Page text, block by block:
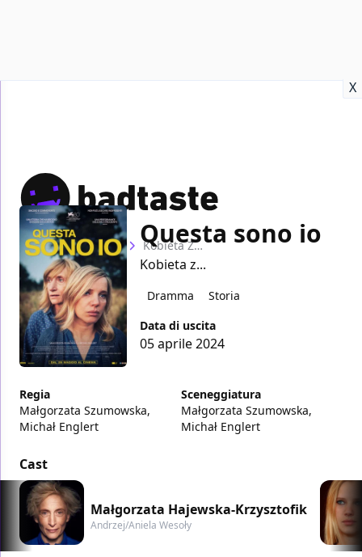
X
Home Film Kobieta Z…
Questa sono io
Kobieta z...
Dramma
Storia
Data di uscita
05 aprile 2024
Regia
Małgorzata Szumowska,
Michał Englert
Sceneggiatura
Małgorzata Szumowska,
Michał Englert
Cast
Małgorzata Hajewska-Krzysztofik
Andrzej/Aniela Wesoły